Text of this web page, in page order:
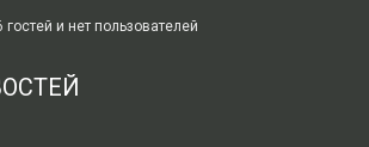
и нет пользователей